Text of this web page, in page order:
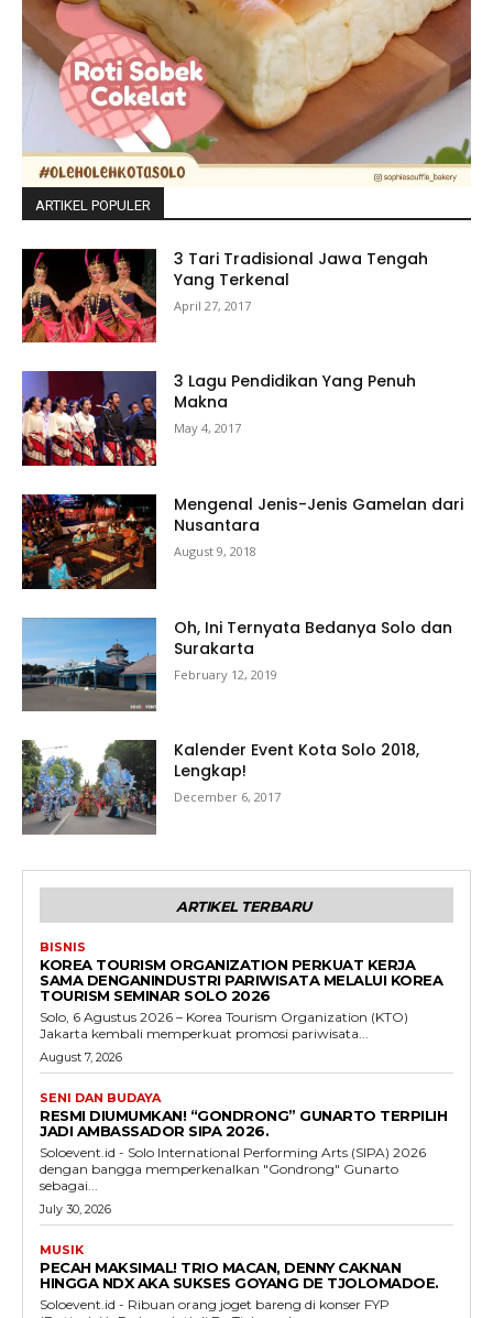
ARTIKEL POPULER
3 Tari Tradisional Jawa Tengah
Yang Terkenal
April 27, 2017
3 Lagu Pendidikan Yang Penuh
Makna
May 4, 2017
Mengenal Jenis-Jenis Gamelan dari
Nusantara
August 9, 2018
Oh, Ini Ternyata Bedanya Solo dan
Surakarta
February 12, 2019
Kalender Event Kota Solo 2018,
Lengkap!
December 6, 2017
ARTIKEL TERBARU
BISNIS
KOREA TOURISM ORGANIZATION PERKUAT KERJA
SAMA DENGANINDUSTRI PARIWISATA MELALUI KOREA
TOURISM SEMINAR SOLO 2026
Solo, 6 Agustus 2026 – Korea Tourism Organization (KTO)
Jakarta kembali memperkuat promosi pariwisata...
August 7, 2026
SENI DAN BUDAYA
RESMI DIUMUMKAN! “GONDRONG” GUNARTO TERPILIH
JADI AMBASSADOR SIPA 2026.
Soloevent.id - Solo International Performing Arts (SIPA) 2026
dengan bangga memperkenalkan "Gondrong" Gunarto
sebagai...
July 30, 2026
MUSIK
PECAH MAKSIMAL! TRIO MACAN, DENNY CAKNAN
HINGGA NDX AKA SUKSES GOYANG DE TJOLOMADOE.
Soloevent.id - Ribuan orang joget bareng di konser FYP